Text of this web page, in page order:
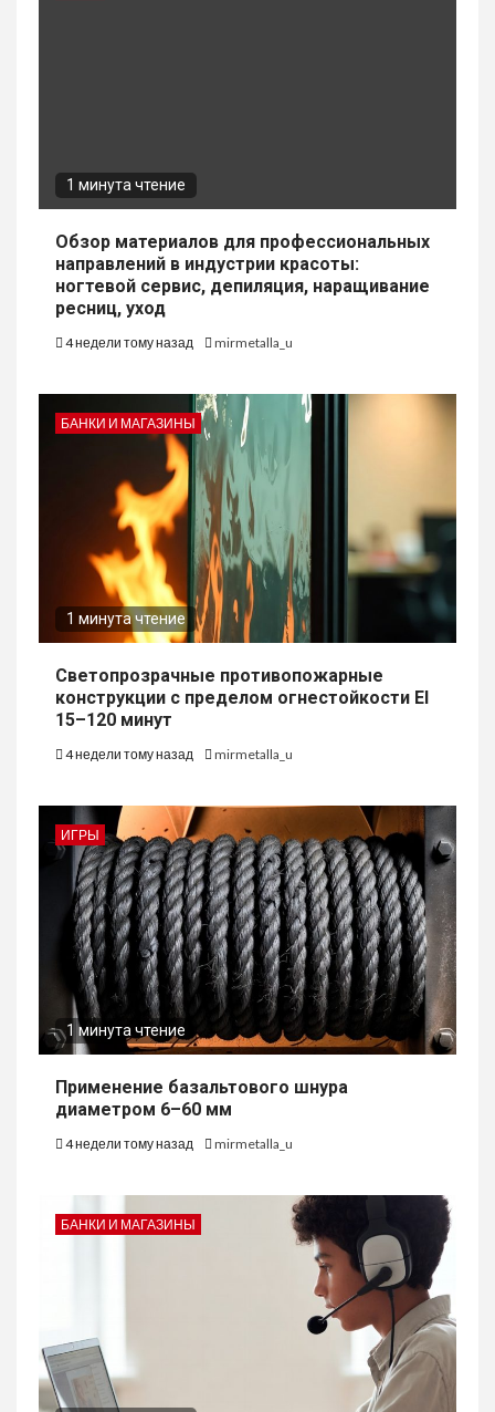
1 минута чтение
Обзор материалов для профессиональных
направлений в индустрии красоты:
ногтевой сервис, депиляция, наращивание
ресниц, уход
4 недели тому назад mirmetalla_u
БАНКИ И МАГАЗИНЫ
1 минута чтение
Светопрозрачные противопожарные
конструкции с пределом огнестойкости EI
15–120 минут
4 недели тому назад mirmetalla_u
ИГРЫ
1 минута чтение
Применение базальтового шнура
диаметром 6–60 мм
4 недели тому назад mirmetalla_u
БАНКИ И МАГАЗИНЫ